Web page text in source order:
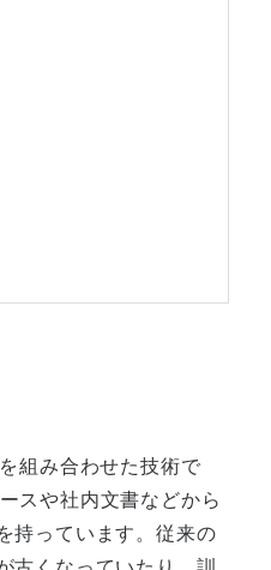
組み合わせた技術で
スや社内文書などから
持っています。従来の